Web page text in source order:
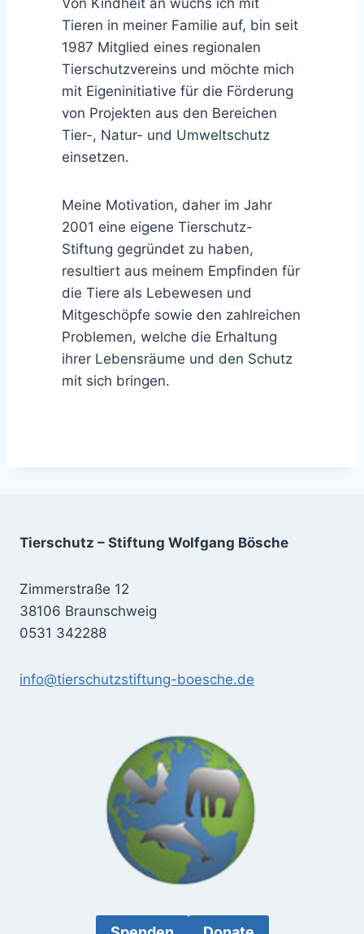
Von Kindheit an wuchs ich mit
Tieren in meiner Familie auf, bin seit
1987 Mitglied eines regionalen
Tierschutzvereins und möchte mich
mit Eigeninitiative für die Förderung
von Projekten aus den Bereichen
Tier-, Natur- und Umweltschutz
einsetzen.
Meine Motivation, daher im Jahr
2001 eine eigene Tierschutz-
Stiftung gegründet zu haben,
resultiert aus meinem Empfinden für
die Tiere als Lebewesen und
Mitgeschöpfe sowie den zahlreichen
Problemen, welche die Erhaltung
ihrer Lebensräume und den Schutz
mit sich bringen.
Tierschutz – Stiftung Wolfgang Bösche
Zimmerstraße 12
38106 Braunschweig
0531 342288
info@tierschutzstiftung-boesche.de